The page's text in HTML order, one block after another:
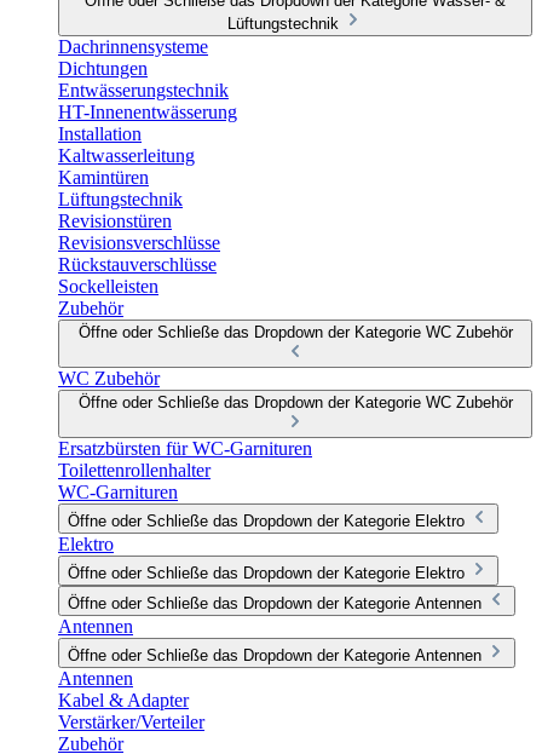
Lüftungstechnik
Dachrinnensysteme
Dichtungen
Entwässerungstechnik
HT-Innenentwässerung
Installation
Kaltwasserleitung
Kamintüren
Lüftungstechnik
Revisionstüren
Revisionsverschlüsse
Rückstauverschlüsse
Sockelleisten
Zubehör
Öffne oder Schließe das Dropdown der Kategorie WC Zubehör
WC Zubehör
Öffne oder Schließe das Dropdown der Kategorie WC Zubehör
Ersatzbürsten für WC-Garnituren
Toilettenrollenhalter
WC-Garnituren
Öffne oder Schließe das Dropdown der Kategorie Elektro
Elektro
Öffne oder Schließe das Dropdown der Kategorie Elektro
Öffne oder Schließe das Dropdown der Kategorie Antennen
Antennen
Öffne oder Schließe das Dropdown der Kategorie Antennen
Antennen
Kabel & Adapter
Verstärker/Verteiler
Zubehör